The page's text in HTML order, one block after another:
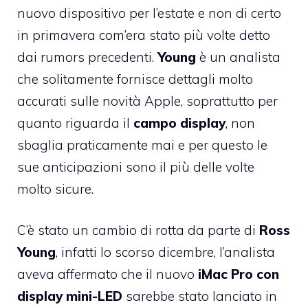
nuovo dispositivo per l’estate e non di certo
in primavera com’era stato più volte detto
dai rumors precedenti.Young è un analista
che solitamente fornisce dettagli molto
accurati sulle novità Apple, soprattutto per
quanto riguarda il campo display, non
sbaglia praticamente mai e per questo le
sue anticipazioni sono il più delle volte
molto sicure.
C’è stato un cambio di rotta da parte di Ross
Young, infatti lo scorso dicembre, l’analista
aveva affermato che il nuovo iMac Pro con
display mini-LED sarebbe stato lanciato in